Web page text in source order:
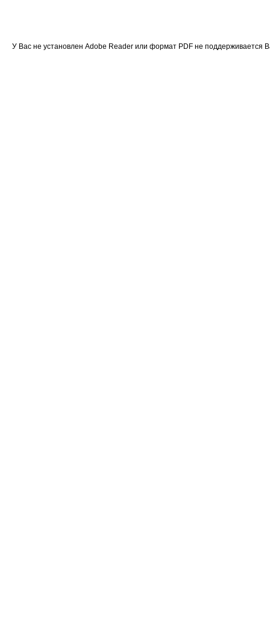
У Вас не установлен Adobe Reader или формат PDF не поддерживается